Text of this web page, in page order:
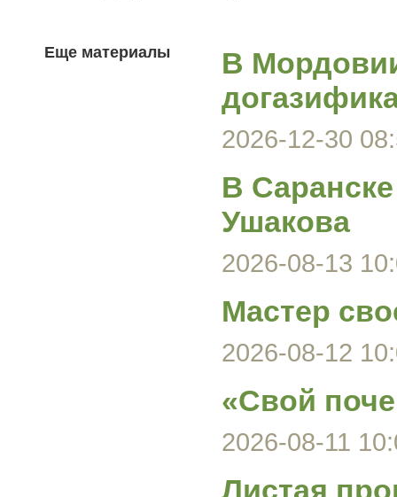
Еще материалы
В
2026-12-30
В
Ушакова
2026-08-13
Мастер
2026-08-12
«Свой
2026-08-11
Листая